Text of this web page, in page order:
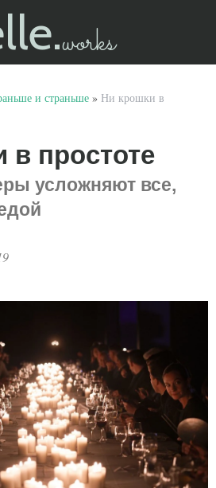
works
и страньше » Ни крошки в
в простоте
усложняют все,